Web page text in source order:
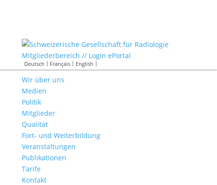
Mitgliederbereich // Login ePortal
Deutsch Français English
Wir über uns
Medien
Politik
Mitglieder
Qualität
Fort- und Weiterbildung
Veranstaltungen
Publikationen
Tarife
Kontakt